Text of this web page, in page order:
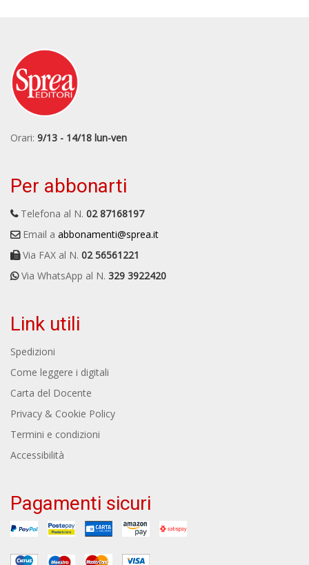
Orari: 9/13 - 14/18 lun-ven
Per abbonarti
Telefona al N. 02 87168197
Email a abbonamenti@sprea.it
Via FAX al N. 02 56561221
Via WhatsApp al N. 329 3922420
Link utili
Spedizioni
Come leggere i digitali
Carta del Docente
Privacy & Cookie Policy
Termini e condizioni
Accessibilità
Pagamenti sicuri